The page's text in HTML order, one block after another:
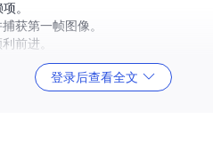
。
获第一帧图像。
前进。
阅读官方文档以获得更多细节。
择要与您的开发环境相匹配。
登录后查看全文